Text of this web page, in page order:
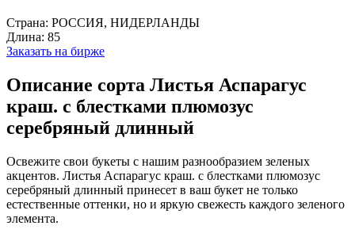
Страна: РОССИЯ, НИДЕРЛАНДЫ
Длина: 85
Заказать на бирже
Описание сорта Листья Аспарагус
краш. с блестками плюмозус
серебряный длинный
Освежите свои букеты с нашим разнообразием зеленых
акцентов. Листья Аспарагус краш. с блестками плюмозус
серебряный длинный принесет в ваш букет не только
естественные оттенки, но и яркую свежесть каждого зеленого
элемента.